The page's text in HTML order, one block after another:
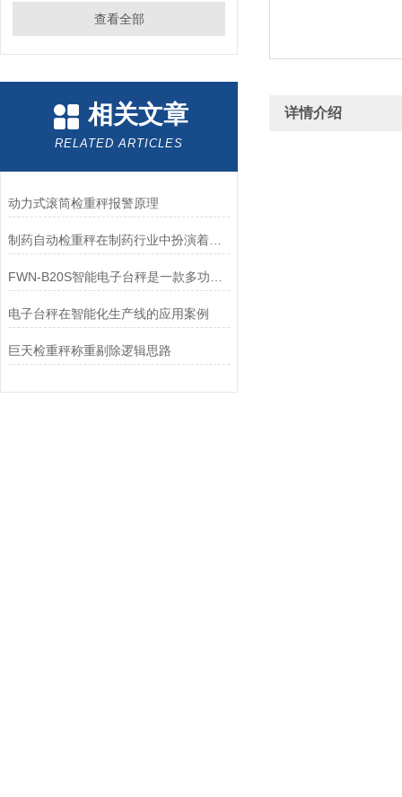
查看全部
相关文章
RELATED ARTICLES
动力式滚筒检重秤报警原理
电子台秤在智能化生产线的应用案例
巨天检重秤称重剔除逻辑思路
详情介绍